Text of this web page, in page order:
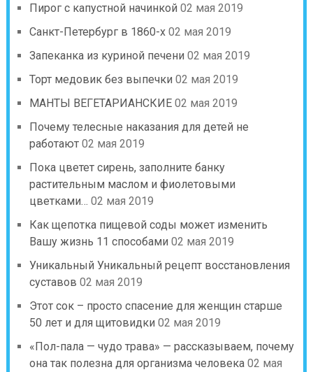
Пирог с капустной начинкой 02 мая 2019
Санкт-Петербург в 1860-х 02 мая 2019
Запеканка из куриной печени 02 мая 2019
Торт медовик без выпечки 02 мая 2019
МАНТЫ ВЕГЕТАРИАНСКИЕ 02 мая 2019
Почему телесные наказания для детей не
работают 02 мая 2019
Пока цветет сирень, заполните банку
растительным маслом и фиолетовыми
цветками… 02 мая 2019
Как щепотка пищевой соды может изменить
Вашу жизнь 11 способами 02 мая 2019
Уникальный Уникальный рецепт восстановления
суставов 02 мая 2019
Этот сок – просто спасение для женщин старше
50 лет и для щитовидки 02 мая 2019
«Пол-пала — чудо трава» — рассказываем, почему
она так полезна для организма человека 02 мая